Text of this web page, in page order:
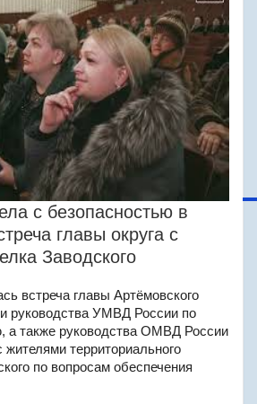
с безопасностью в
главы округа с
Заводского
встреча главы Артёмовского
и руководства УМВД России по
а также руководства ОМВД России
жителями территориального
по вопросам обеспечения